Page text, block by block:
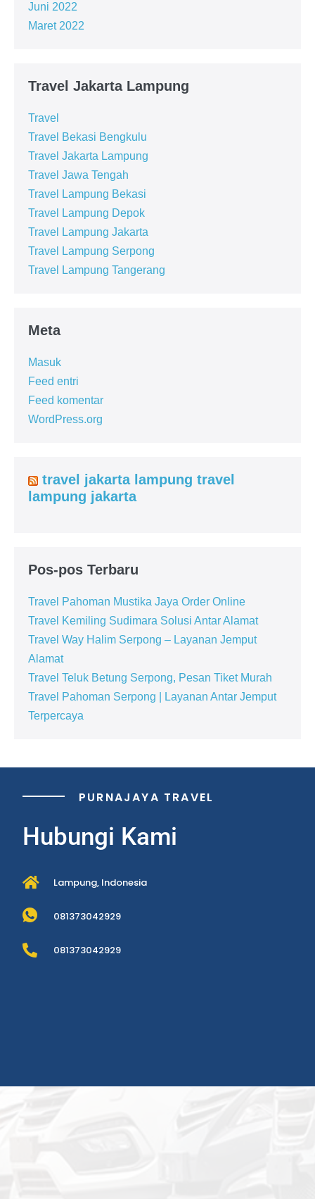
Juni 2022
Maret 2022
Travel Jakarta Lampung
Travel
Travel Bekasi Bengkulu
Travel Jakarta Lampung
Travel Jawa Tengah
Travel Lampung Bekasi
Travel Lampung Depok
Travel Lampung Jakarta
Travel Lampung Serpong
Travel Lampung Tangerang
Meta
Masuk
Feed entri
Feed komentar
WordPress.org
travel jakarta lampung travel
lampung jakarta
Pos-pos Terbaru
Travel Pahoman Mustika Jaya Order Online
Travel Kemiling Sudimara Solusi Antar Alamat
Travel Way Halim Serpong – Layanan Jemput
Alamat
Travel Teluk Betung Serpong, Pesan Tiket Murah
Travel Pahoman Serpong | Layanan Antar Jemput
Terpercaya
PURNAJAYA TRAVEL
Hubungi Kami
Lampung, Indonesia
081373042929
081373042929